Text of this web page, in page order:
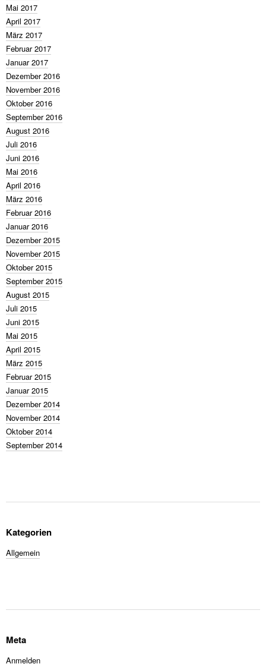
Mai 2017
April 2017
März 2017
Februar 2017
Januar 2017
Dezember 2016
November 2016
Oktober 2016
September 2016
August 2016
Juli 2016
Juni 2016
Mai 2016
April 2016
März 2016
Februar 2016
Januar 2016
Dezember 2015
November 2015
Oktober 2015
September 2015
August 2015
Juli 2015
Juni 2015
Mai 2015
April 2015
März 2015
Februar 2015
Januar 2015
Dezember 2014
November 2014
Oktober 2014
September 2014
Kategorien
Allgemein
Meta
Anmelden